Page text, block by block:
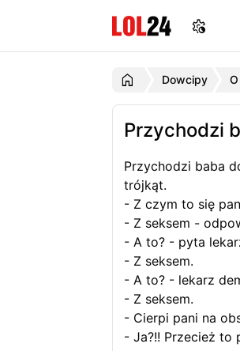
Dowcipy
Przychodzi
Przychodzi baba
trójkąt.
- Z czym to się
- Z seksem -
- A to? - pyta
- Z seksem.
- A to? - lekarz
- Z seksem.
- Cierpi pani na
- Ja?!! Przecież to